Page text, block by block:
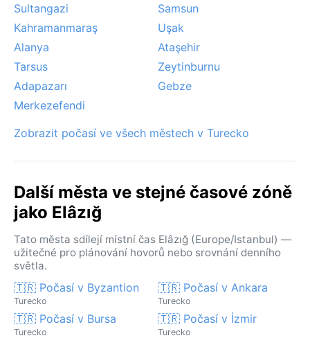
Sultangazi
Samsun
Kahramanmaraş
Uşak
Alanya
Ataşehir
Tarsus
Zeytinburnu
Adapazarı
Gebze
Merkezefendi
Zobrazit počasí ve všech městech v Turecko
Další města ve stejné časové zóně
jako Elâzığ
Tato města sdílejí místní čas Elâzığ (Europe/Istanbul) —
užitečné pro plánování hovorů nebo srovnání denního
světla.
🇹🇷 Počasí v Byzantion
Turecko
🇹🇷 Počasí v Ankara
Turecko
🇹🇷 Počasí v Bursa
Turecko
🇹🇷 Počasí v İzmir
Turecko